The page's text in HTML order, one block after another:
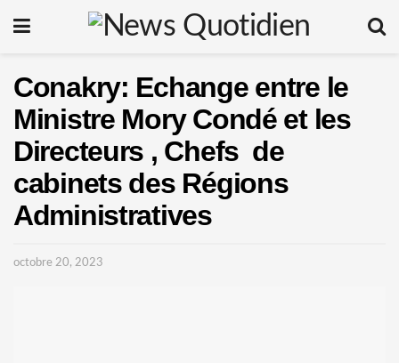
Conakry: Echange entre le
Ministre Mory Condé et les
Directeurs , Chefs de
cabinets des Régions
Administratives
octobre 20, 2023